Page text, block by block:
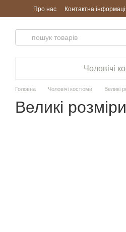
Перейти до основного контенту
Про нас Контактна
Чоловічі
Головна Чоловічі костюми Великі
Великі